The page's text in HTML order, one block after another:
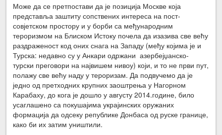
Може да се претпостави да је позиција Москве која
представља заштиту сопствених интереса на пост-
совјетском простору и у борби са међународним
тероризмом на Блиском Истоку почела да изазива све већу
раздраженост код оних снага на Западу (међу којима је и
Турска: недавно су у Анкари одржани азербејџанско-
турски преговори на највишем нивоу) који, и то не први пут,
полажу све већу наду у тероризам. Да подвучемо да је
једно од претходних крупних заоштрења у Нагорном
Карабаху, до кога је дошло у августу 2014.године, било
усаглашено са покушајима украјинских оружаних
формација да одсеку републике Донбаса од руске границе,
како би их затим уништили.